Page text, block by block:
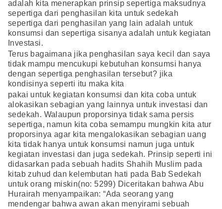
adalah kita menerapkan prinsip sepertiga maksudnya
sepertiga dari penghasilan kita untuk sedekah
sepertiga dari penghasilan yang lain adalah untuk
konsumsi dan sepertiga sisanya adalah untuk kegiatan
Investasi.
Terus bagaimana jika penghasilan saya kecil dan saya
tidak mampu mencukupi kebutuhan konsumsi hanya
dengan sepertiga penghasilan tersebut? jika
kondisinya seperti itu maka kita
pakai untuk kegiatan konsumsi dan kita coba untuk
alokasikan sebagian yang lainnya untuk investasi dan
sedekah. Walaupun proporsinya tidak sama persis
sepertiga, namun kita coba semampu mungkin kita atur
proporsinya agar kita mengalokasikan sebagian uang
kita tidak hanya untuk konsumsi namun juga untuk
kegiatan investasi dan juga sedekah. Prinsip seperti ini
didasarkan pada sebuah hadits Shahih Muslim pada
kitab zuhud dan kelembutan hati pada Bab Sedekah
untuk orang miskin(no: 5299) Diceritakan bahwa Abu
Hurairah menyampaikan: “Ada seorang yang
mendengar bahwa awan akan menyirami sebuah